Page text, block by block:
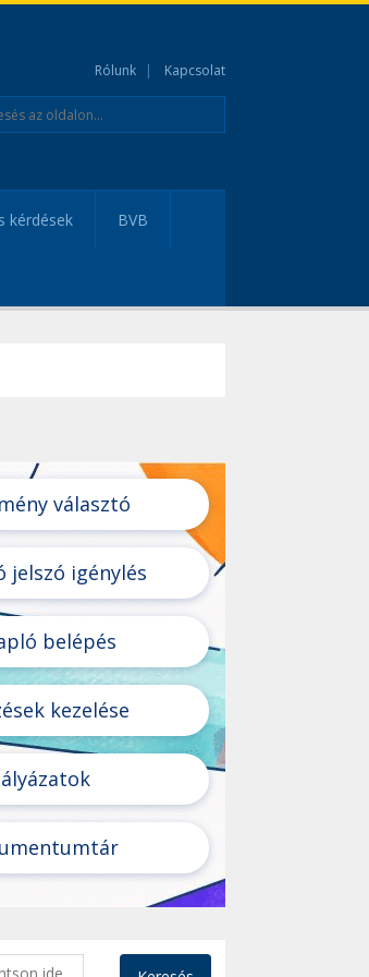
Rólunk Kapcsolat
kérdések BVB
választó
jelszó igénylés
belépés
kezelése